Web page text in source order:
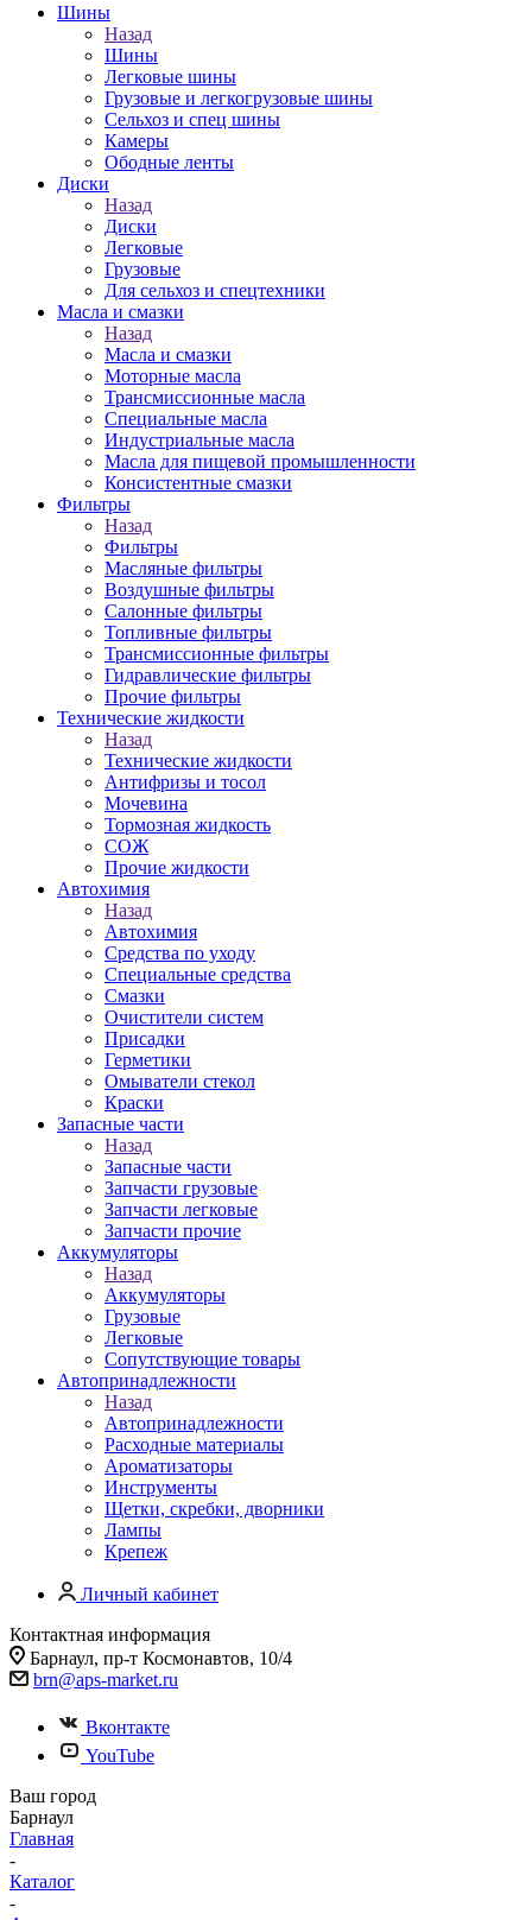
Шины
Назад
Шины
Легковые шины
Грузовые и легкогрузовые шины
Сельхоз и спец шины
Камеры
Ободные ленты
Диски
Назад
Диски
Легковые
Грузовые
Для сельхоз и спецтехники
Масла и смазки
Назад
Масла и смазки
Моторные масла
Трансмиссионные масла
Специальные масла
Индустриальные масла
Масла для пищевой промышленности
Консистентные смазки
Фильтры
Назад
Фильтры
Масляные фильтры
Воздушные фильтры
Салонные фильтры
Топливные фильтры
Трансмиссионные фильтры
Гидравлические фильтры
Прочие фильтры
Технические жидкости
Назад
Технические жидкости
Антифризы и тосол
Мочевина
Тормозная жидкость
СОЖ
Прочие жидкости
Автохимия
Назад
Автохимия
Средства по уходу
Специальные средства
Смазки
Очистители систем
Присадки
Герметики
Омыватели стекол
Краски
Запасные части
Назад
Запасные части
Запчасти грузовые
Запчасти легковые
Запчасти прочие
Аккумуляторы
Назад
Аккумуляторы
Грузовые
Легковые
Сопутствующие товары
Автопринадлежности
Назад
Автопринадлежности
Расходные материалы
Ароматизаторы
Инструменты
Щетки, скребки, дворники
Лампы
Крепеж
Личный кабинет
Контактная информация
Барнаул, пр-т Космонавтов, 10/4
brn@aps-market.ru
Вконтакте
YouTube
Ваш город
Барнаул
Главная
-
Каталог
-